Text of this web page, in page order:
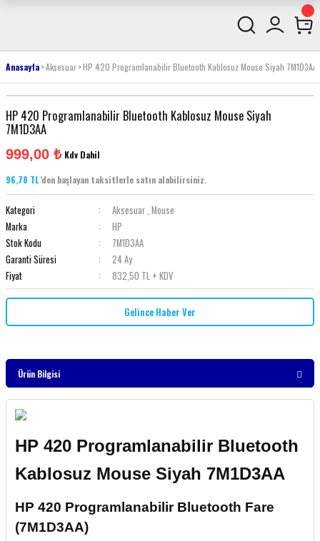
Anasayfa Aksesuar HP 420 Programlanabilir Bluetooth Kablosuz Mouse Siyah 7M1D3AA
HP 420 Programlanabilir Bluetooth Kablosuz Mouse Siyah
7M1D3AA
999,00 ₺ Kdv Dahil
96,78 TL'den başlayan taksitlerle satın alabilirsiniz.
Kategori Aksesuar, Mouse
Marka
HP
Stok Kodu
7M1D3AA
Garanti Süresi
24 Ay
Fiyat
832,50 TL + KDV
Gelince Haber Ver
Ürün Bilgisi
HP 420 Programlanabilir Bluetooth
Kablosuz Mouse Siyah 7M1D3AA
HP 420 Programlanabilir Bluetooth Fare
(7M1D3AA)